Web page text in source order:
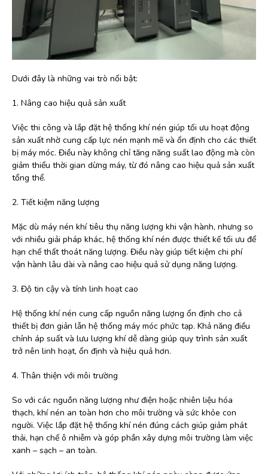
Dưới đây là những vai trò nổi bật:
1. Nâng cao hiệu quả sản xuất
Việc thi công và lắp đặt hệ thống khí nén giúp tối ưu hoạt động
sản xuất nhờ cung cấp lực nén mạnh mẽ và ổn định cho các thiết
bị máy móc. Điều này không chỉ tăng năng suất lao động mà còn
giảm thiểu thời gian dừng máy, từ đó nâng cao hiệu quả sản xuất
tổng thể.
2. Tiết kiệm năng lượng
Mặc dù máy nén khí tiêu thụ năng lượng khi vận hành, nhưng so
với nhiều giải pháp khác, hệ thống khí nén được thiết kế tối ưu để
hạn chế thất thoát năng lượng. Điều này giúp tiết kiệm chi phí
vận hành lâu dài và nâng cao hiệu quả sử dụng năng lượng.
3. Độ tin cậy và tính linh hoạt cao
Hệ thống khí nén cung cấp nguồn năng lượng ổn định cho cả
thiết bị đơn giản lẫn hệ thống máy móc phức tạp. Khả năng điều
chỉnh áp suất và lưu lượng khí dễ dàng giúp quy trình sản xuất
trở nên linh hoạt, ổn định và hiệu quả hơn.
4. Thân thiện với môi trường
So với các nguồn năng lượng như điện hoặc nhiên liệu hóa
thạch, khí nén an toàn hơn cho môi trường và sức khỏe con
người. Việc lắp đặt hệ thống khí nén đúng cách giúp giảm phát
thải, hạn chế ô nhiễm và góp phần xây dựng môi trường làm việc
xanh – sạch – an toàn.